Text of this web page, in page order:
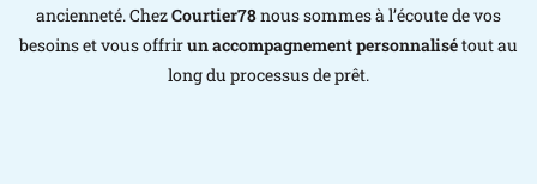
ancienneté. ChezCourtier78nous sommes à l’écoute de vos
besoins et vous offrirun accompagnement personnalisétout au
long du processus de prêt.